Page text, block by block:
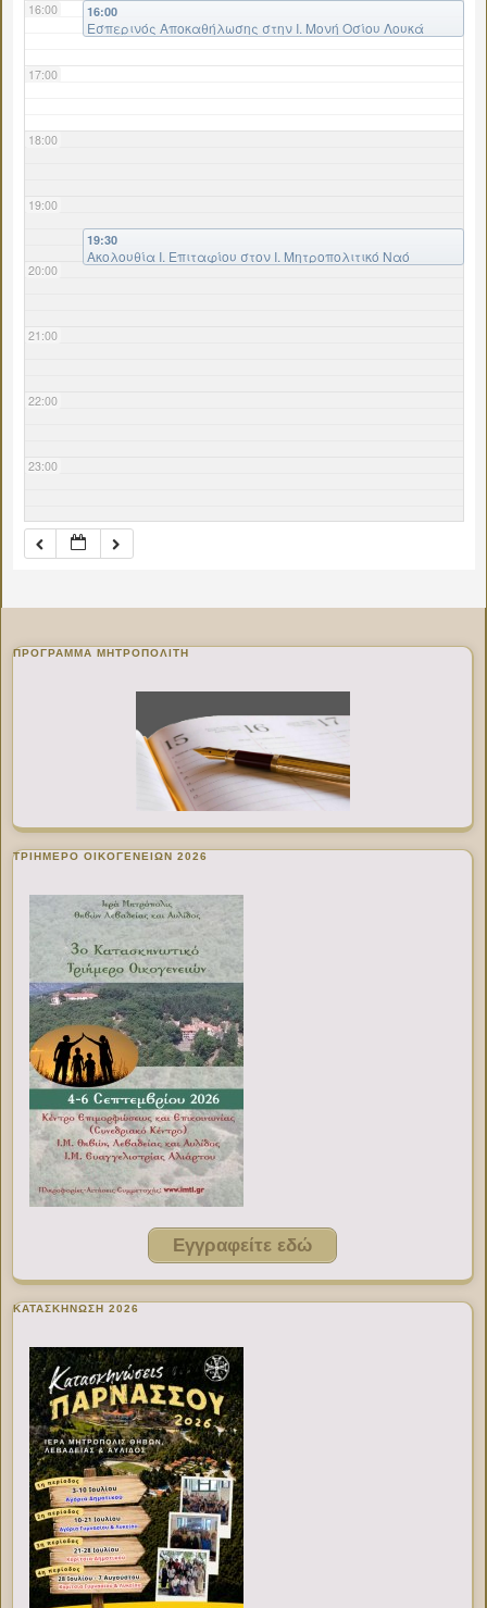
16:00
17:00
18:00
19:00
20:00
21:00
22:00
23:00
16:00
Εσπερινός Αποκαθήλωσης στην Ι. Μονή Οσίου Λουκά
19:30
Ακολουθία Ι. Επιταφίου στον Ι. Μητροπολιτικό Ναό
ΠΡΌΓΡΑΜΜΑ ΜΗΤΡΟΠΟΛΊΤΗ
ΤΡΙΗΜΕΡΟ ΟΙΚΟΓΕΝΕΙΩΝ 2026
Εγγραφείτε εδώ
ΚΑΤΑΣΚΗΝΩΣΗ 2026